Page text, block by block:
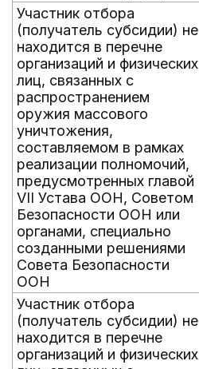
Участник отбора
(получатель субсидии) не
находится в перечне
организаций и физических
лиц, связанных с
распространением
оружия массового
уничтожения,
составляемом в рамках
реализации полномочий,
предусмотренных главой
VII Устава ООН, Советом
Безопасности ООН или
органами, специально
созданными решениями
Совета Безопасности
ООН
Участник отбора
(получатель субсидии) не
находится в перечне
организаций и физических